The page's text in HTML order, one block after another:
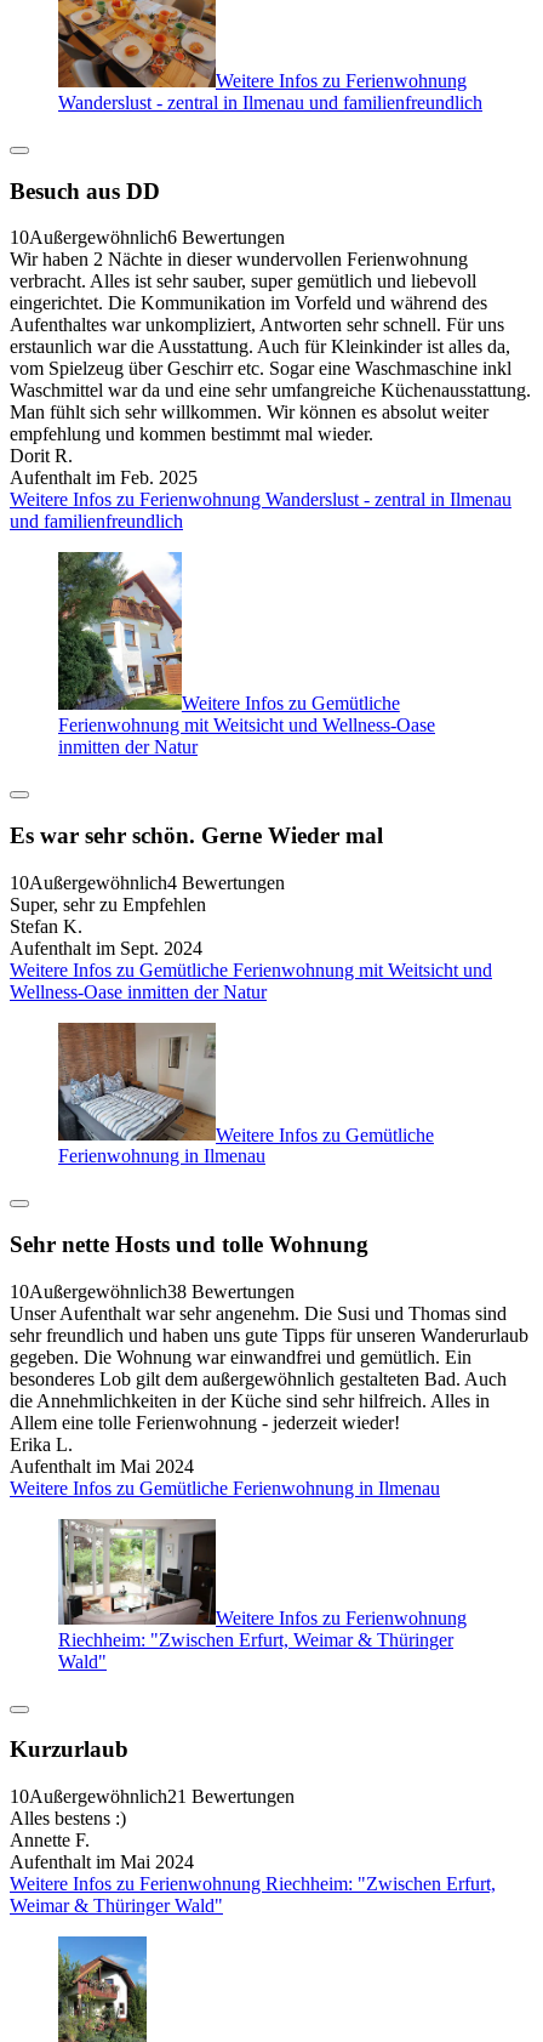
Weitere Infos zu Ferienwohnung
Wanderslust - zentral in Ilmenau und familienfreundlich
Besuch aus DD
10Außergewöhnlich6 Bewertungen
Wir haben 2 Nächte in dieser wundervollen Ferienwohnung
verbracht. Alles ist sehr sauber, super gemütlich und liebevoll
eingerichtet. Die Kommunikation im Vorfeld und während des
Aufenthaltes war unkompliziert, Antworten sehr schnell. Für uns
erstaunlich war die Ausstattung. Auch für Kleinkinder ist alles da,
vom Spielzeug über Geschirr etc. Sogar eine Waschmaschine inkl
Waschmittel war da und eine sehr umfangreiche Küchenausstattung.
Man fühlt sich sehr willkommen. Wir können es absolut weiter
empfehlung und kommen bestimmt mal wieder.
Dorit R.
Aufenthalt im Feb. 2025
Weitere Infos zu Ferienwohnung Wanderslust - zentral in Ilmenau
und familienfreundlich
Weitere Infos zu Gemütliche
Ferienwohnung mit Weitsicht und Wellness-Oase
inmitten der Natur
Es war sehr schön. Gerne Wieder mal
10Außergewöhnlich4 Bewertungen
Super, sehr zu Empfehlen
Stefan K.
Aufenthalt im Sept. 2024
Weitere Infos zu Gemütliche Ferienwohnung mit Weitsicht und
Wellness-Oase inmitten der Natur
Weitere Infos zu Gemütliche
Ferienwohnung in Ilmenau
Sehr nette Hosts und tolle Wohnung
10Außergewöhnlich38 Bewertungen
Unser Aufenthalt war sehr angenehm. Die Susi und Thomas sind
sehr freundlich und haben uns gute Tipps für unseren Wanderurlaub
gegeben. Die Wohnung war einwandfrei und gemütlich. Ein
besonderes Lob gilt dem außergewöhnlich gestalteten Bad. Auch
die Annehmlichkeiten in der Küche sind sehr hilfreich. Alles in
Allem eine tolle Ferienwohnung - jederzeit wieder!
Erika L.
Aufenthalt im Mai 2024
Weitere Infos zu Gemütliche Ferienwohnung in Ilmenau
Weitere Infos zu Ferienwohnung
Riechheim: "Zwischen Erfurt, Weimar & Thüringer
Wald"
Kurzurlaub
10Außergewöhnlich21 Bewertungen
Alles bestens :)
Annette F.
Aufenthalt im Mai 2024
Weitere Infos zu Ferienwohnung Riechheim: "Zwischen Erfurt,
Weimar & Thüringer Wald"